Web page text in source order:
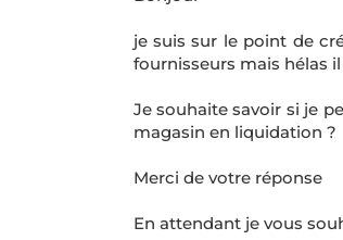
je suis sur le point de
fournisseurs mais hélas
Je souhaite savoir si je
magasin en liquidation ?
Merci de votre réponse
En attendant je vous